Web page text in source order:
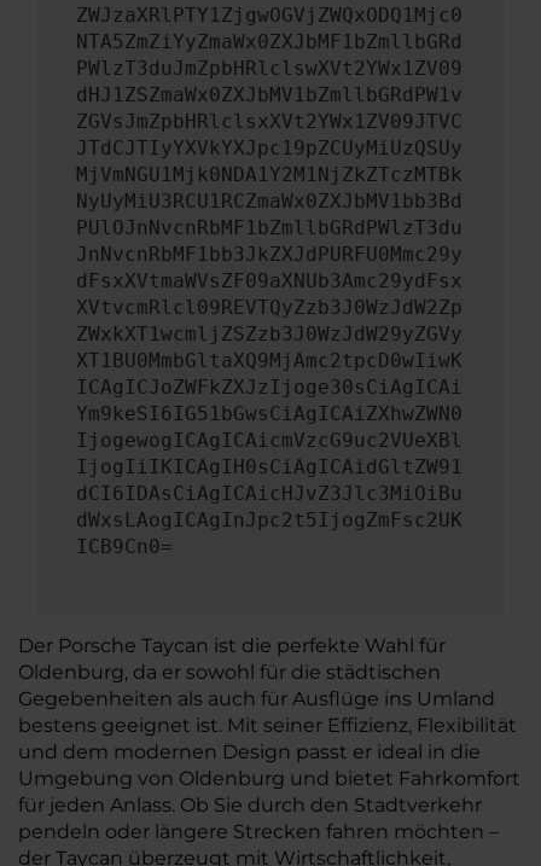
ZWJzaXRlPTY1ZjgwOGVjZWQxODQ1Mjc0
NTA5ZmZiYyZmaWx0ZXJbMF1bZmllbGRd
PWlzT3duJmZpbHRlclswXVt2YWx1ZV09
dHJ1ZSZmaWx0ZXJbMV1bZmllbGRdPW1v
ZGVsJmZpbHRlclsxXVt2YWx1ZV09JTVC
JTdCJTIyYXVkYXJpc19pZCUyMiUzQSUy
MjVmNGU1Mjk0NDA1Y2M1NjZkZTczMTBk
NyUyMiU3RCU1RCZmaWx0ZXJbMV1bb3Bd
PUlOJnNvcnRbMF1bZmllbGRdPWlzT3du
JnNvcnRbMF1bb3JkZXJdPURFU0Mmc29y
dFsxXVtmaWVsZF09aXNUb3Amc29ydFsx
XVtvcmRlcl09REVTQyZzb3J0WzJdW2Zp
ZWxkXT1wcmljZSZzb3J0WzJdW29yZGVy
XT1BU0MmbGltaXQ9MjAmc2tpcD0wIiwK
ICAgICJoZWFkZXJzIjoge30sCiAgICAi
Ym9keSI6IG51bGwsCiAgICAiZXhwZWN0
IjogewogICAgICAicmVzcG9uc2VUeXBl
IjogIiIKICAgIH0sCiAgICAidGltZW91
dCI6IDAsCiAgICAicHJvZ3Jlc3MiOiBu
dWxsLAogICAgInJpc2t5IjogZmFsc2UK
ICB9Cn0=
Der Porsche Taycan ist die perfekte Wahl für
Oldenburg, da er sowohl für die städtischen
Gegebenheiten als auch für Ausflüge ins Umland
bestens geeignet ist. Mit seiner Effizienz, Flexibilität
und dem modernen Design passt er ideal in die
Umgebung von Oldenburg und bietet Fahrkomfort
für jeden Anlass. Ob Sie durch den Stadtverkehr
pendeln oder längere Strecken fahren möchten –
der Taycan überzeugt mit Wirtschaftlichkeit,